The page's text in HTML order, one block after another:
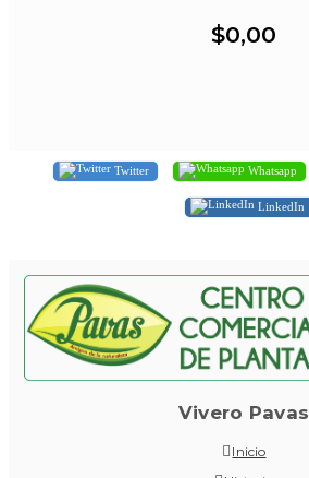
$0,00
Twitter Whatsapp
LinkedIn
Vivero Pavas
Inicio